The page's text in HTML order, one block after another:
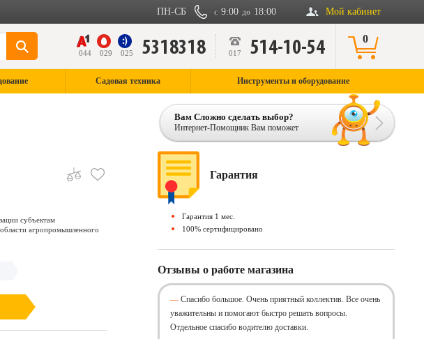
Мой кабинет
с 9:00 до 18:00
ПН-СБ
044 029 025 5318318 017 514-10-54 0
Садовая техника Инструменты и оборудование
Вам Сложно сделать выбор?
Интернет-Помощник Вам поможет
субъектам
агропромышленного
Гарантия
Гарантия 1 мес.
100% сертифицировано
Отзывы о работе магазина
Спасибо большое. Очень приятный коллектив. Все очень
уважительны и помогают быстро решать вопросы.
Отдельное спасибо водителю доставки.